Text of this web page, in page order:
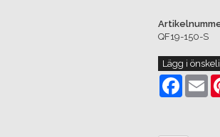
QF19-150-S
Lägg i